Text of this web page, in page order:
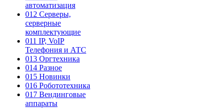
автоматизация
012 Серверы,
серверные
комплектующие
011 IP, VoIP
Телефония и АТС
013 Оргтехника
014 Разное
015 Новинки
016 Робототехника
017 Вендинговые
аппараты